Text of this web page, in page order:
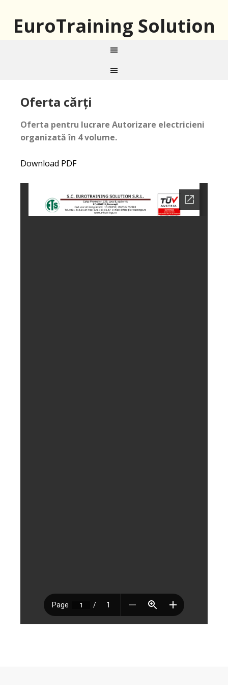
EuroTraining Solution
Oferta cărți
Oferta pentru lucrare Autorizare electricieni
organizată în 4 volume.
Download PDF